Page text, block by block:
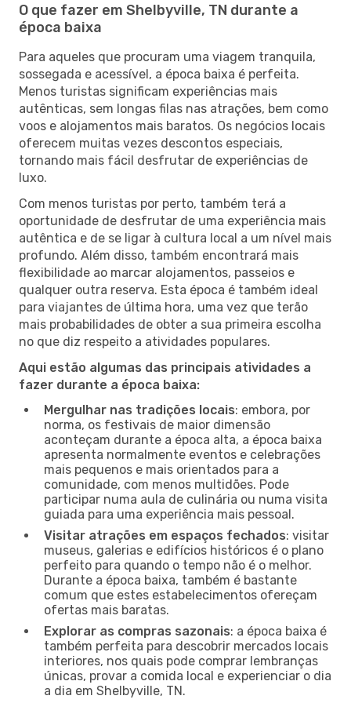
O que fazer em Shelbyville, TN durante a
época baixa
Para aqueles que procuram uma viagem tranquila,
sossegada e acessível, a época baixa é perfeita.
Menos turistas significam experiências mais
autênticas, sem longas filas nas atrações, bem como
voos e alojamentos mais baratos. Os negócios locais
oferecem muitas vezes descontos especiais,
tornando mais fácil desfrutar de experiências de
luxo.
Com menos turistas por perto, também terá a
oportunidade de desfrutar de uma experiência mais
autêntica e de se ligar à cultura local a um nível mais
profundo. Além disso, também encontrará mais
flexibilidade ao marcar alojamentos, passeios e
qualquer outra reserva. Esta época é também ideal
para viajantes de última hora, uma vez que terão
mais probabilidades de obter a sua primeira escolha
no que diz respeito a atividades populares.
Aqui estão algumas das principais atividades a
fazer durante a época baixa:
Mergulhar nas tradições locais: embora, por
norma, os festivais de maior dimensão
aconteçam durante a época alta, a época baixa
apresenta normalmente eventos e celebrações
mais pequenos e mais orientados para a
comunidade, com menos multidões. Pode
participar numa aula de culinária ou numa visita
guiada para uma experiência mais pessoal.
Visitar atrações em espaços fechados: visitar
museus, galerias e edifícios históricos é o plano
perfeito para quando o tempo não é o melhor.
Durante a época baixa, também é bastante
comum que estes estabelecimentos ofereçam
ofertas mais baratas.
Explorar as compras sazonais: a época baixa é
também perfeita para descobrir mercados locais
interiores, nos quais pode comprar lembranças
únicas, provar a comida local e experienciar o dia
a dia em Shelbyville, TN.